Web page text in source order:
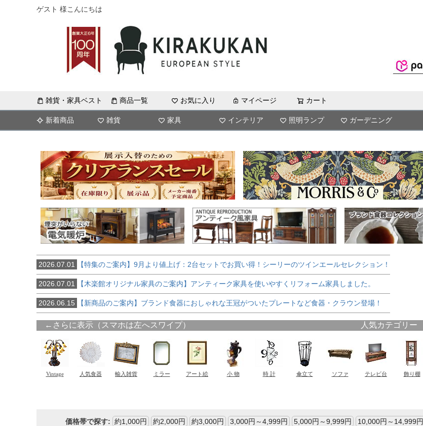
ゲスト 様こんにちは
雑貨・家具ベスト 商品一覧 お気に入り マイページ カート
新着商品 雑貨 家具 インテリア 照明ランプ ガーデニング
2026.07.01 【特集のご案内】9月より値上げ：2台セットでお買い得！シーリーのツインエールセレクション！
2026.07.01 【木楽館オリジナル家具のご案内】アンティーク家具を使いやすくリフォーム家具しました。
2026.06.15 【新商品のご案内】ブランド食器におしゃれな王冠がついたプレートなど食器・クラウン登場！
価格帯で探す: 約1,000円 約2,000円 約3,000円 3,000円～4,999円 5,000円～9,999円 10,000円～14,999円